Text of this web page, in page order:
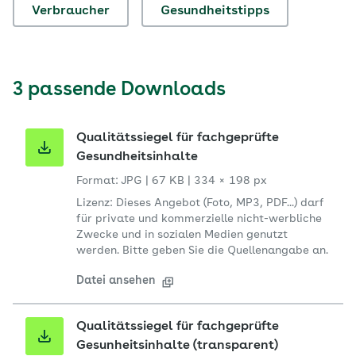
Verbraucher Gesundheitstipps
3 passende Downloads
Qualitätssiegel für fachgeprüfte
Gesundheitsinhalte
Format: JPG 67 KB
334 × 198 px
Lizenz: Dieses Angebot (Foto, MP3, PDF...) darf
für private und kommerzielle nicht-werbliche
Zwecke und in sozialen Medien genutzt
werden. Bitte geben Sie die Quellenangabe an.
Datei ansehen
Qualitätssiegel für fachgeprüfte
Gesunheitsinhalte (transparent)